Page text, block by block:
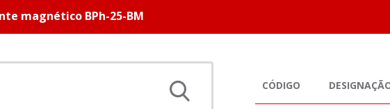
magnético BPh-25-BM
CÓDIGO